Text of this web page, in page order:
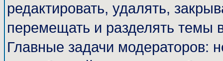
редактировать, удалять,
перемещать и разделять темы
Главные задачи модераторов: